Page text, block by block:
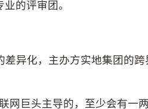
的评审团。
异化，主办方实地集团的
网巨头主导的，至少会有一